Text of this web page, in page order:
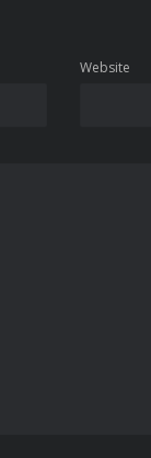
Website